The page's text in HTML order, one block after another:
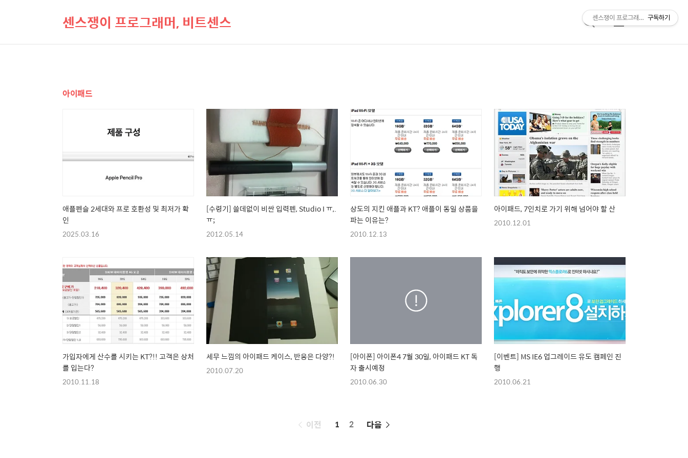
센스쟁이 프로그래머, 비트센스
검
메
아이패드
애플펜슬 2세대와 프로 호환성 및 최저가 확
인
2025.03.16
[수령기] 쓸데없이 비싼 입력펜, Studio I ㅠ,.
ㅠ;
2012.05.14
상도의 지킨 애플과 KT? 애플이 동일 상품을
파는 이유는?
2010.12.13
아이패드, 7인치로 가기 위해 넘어야 할 산
2010.12.01
가입자에게 산수를 시키는 KT?!! 고객은 상처
를 입는다?
2010.11.18
세무 느낌의 아이패드 케이스, 반응은 다양?!
2010.07.20
[아이폰] 아이폰4 7월 30일, 아이패드 KT 독
자 출시예정
2010.06.30
[이벤트] MS IE6 업그레이드 유도 캠페인 진
행
2010.06.21
페
이전 1 2 다음
센스쟁이 프로그래머, 비트센스
구독하기